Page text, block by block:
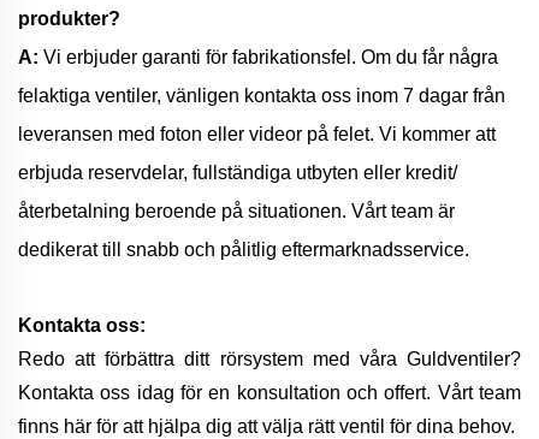
produkter?
A: Vi erbjuder garanti för fabrikationsfel. Om du får några
felaktiga ventiler, vänligen kontakta oss inom 7 dagar från
leveransen med foton eller videor på felet. Vi kommer att
erbjuda reservdelar, fullständiga utbyten eller kredit/
återbetalning beroende på situationen. Vårt team är
dedikerat till snabb och pålitlig eftermarknadsservice.
Kontakta oss:
Redo att förbättra ditt rörsystem med våra Guldventiler?
Kontakta oss idag för en konsultation och offert. Vårt team
finns här för att hjälpa dig att välja rätt ventil för dina behov.